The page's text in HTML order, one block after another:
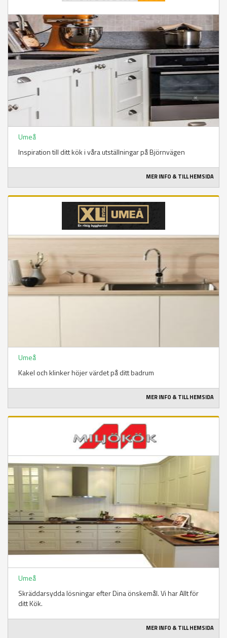
Umeå
Inspiration till ditt kök i våra utställningar på Björnvägen
MER INFO & TILL HEMSIDA
Umeå
Kakel och klinker höjer värdet på ditt badrum
MER INFO & TILL HEMSIDA
Umeå
Skräddarsydda lösningar efter Dina önskemål. Vi har Allt för
ditt Kök.
MER INFO & TILL HEMSIDA